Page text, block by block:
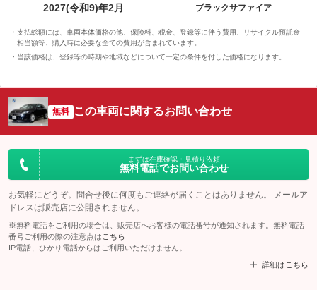
2027(令和9)年2月
ブラックサファイア
支払総額には、車両本体価格の他、保険料、税金、登録等に伴う費用、リサイクル預託金
相当額等、購入時に必要な全ての費用が含まれています。
当該価格は、登録等の時期や地域などについて一定の条件を付した価格になります。
無料 この車両に関するお問い合わせ
まずは在庫確認・見積り依頼
無料電話でお問い合わせ
お気軽にどうぞ。問合せ後に何度もご連絡が届くことはありません。 メールア
ドレスは販売店に公開されません。
※無料電話をご利用の場合は、販売店へお客様の電話番号が通知されます。無料電話
番号ご利用の際の注意点は こちら
IP電話、ひかり電話からはご利用いただけません。
詳細はこちら